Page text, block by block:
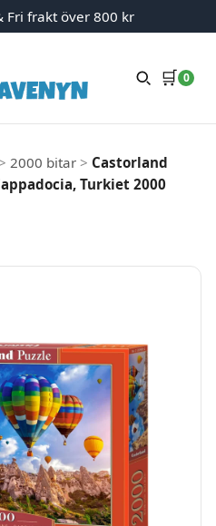
Fri frakt över 800 kr
🛒 0
2000 bitar > Castorland
Turkiet 2000